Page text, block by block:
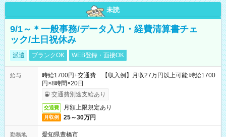
未読
9/1～＊一般事務/データ入力・経費清算書チェ
ック/土日祝休み
派遣 ブランクOK WEB登録・面接OK
給与
時給1700円+交通費 【収入例】月収27万円以上可能 時給1700
円×8時間×20日
交通費別途支給あり
交通費 月額上限規定あり
月収例 25～30万円
勤務地
愛知県豊橋市